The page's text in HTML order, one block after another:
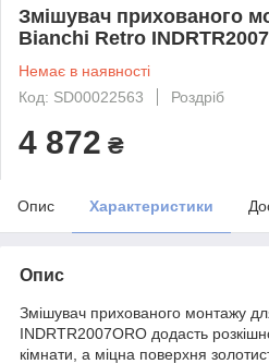
Змішувач прихованого
Bianchi Retro
Немає в наявності
Код: SD00022563
Роздріб
4 872 ₴
Опис Характеристики
Опис
Змішувач прихованого монтажу
INDRTR2007ORO додасть
кімнати, а міцна поверхня